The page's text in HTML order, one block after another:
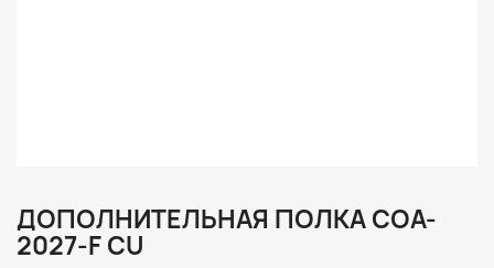
ДОПОЛНИТЕЛЬНАЯ ПОЛКА COA-
2027-F CU